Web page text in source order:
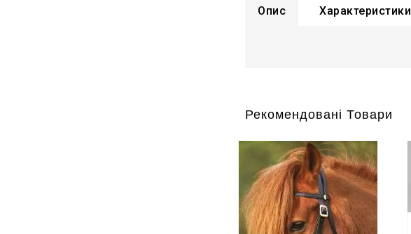
Опис Характеристики
Рекомендовані Товари